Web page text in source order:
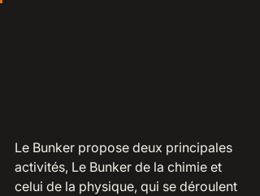
Le Bunker propose deux principales
activités, Le Bunker de la chimie et
celui de la physique, qui se déroulent